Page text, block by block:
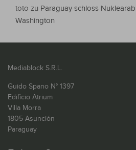
toto zu Paraguay schloss
Washington
Mediablock S.R.L.
Guido Spano N° 1397
Edificio Atrium
Villa Morra
1805 Asunción
Paraguay